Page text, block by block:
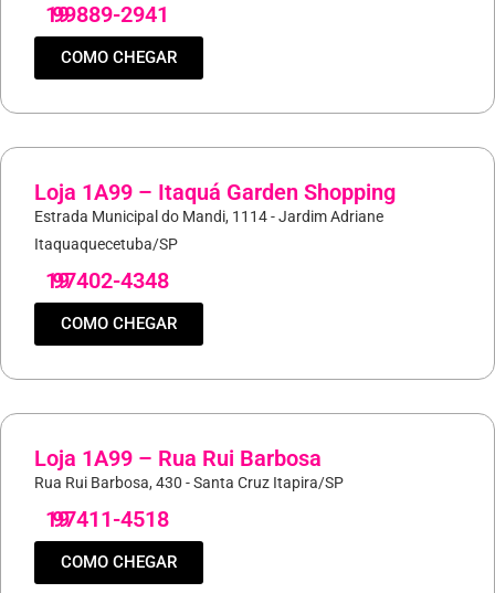
19
99889-2941
COMO CHEGAR
Loja 1A99 – Itaquá Garden Shopping
Estrada Municipal do Mandi, 1114 - Jardim Adriane
Itaquaquecetuba/SP
19
97402-4348
COMO CHEGAR
Loja 1A99 – Rua Rui Barbosa
Rua Rui Barbosa, 430 - Santa Cruz Itapira/SP
19
97411-4518
COMO CHEGAR